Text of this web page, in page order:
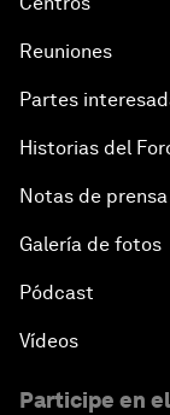
Reuniones
Partes
Historias del
Notas de prensa
Galería de fotos
Pódcast
Vídeos
Participe en